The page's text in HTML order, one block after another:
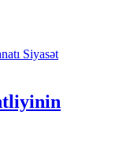
Siyasət